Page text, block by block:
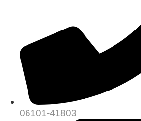
06101-41803